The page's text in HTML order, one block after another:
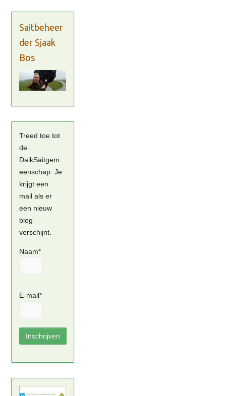
Saitbeheer
der Sjaak
Bos
Treed toe tot
de
DaikSaitgem
eenschap. Je
krijgt een
mail als er
een nieuw
blog
verschijnt.
Naam*
E-mail*